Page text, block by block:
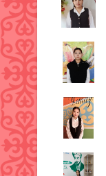
Бүгін
09
09
Доллар,